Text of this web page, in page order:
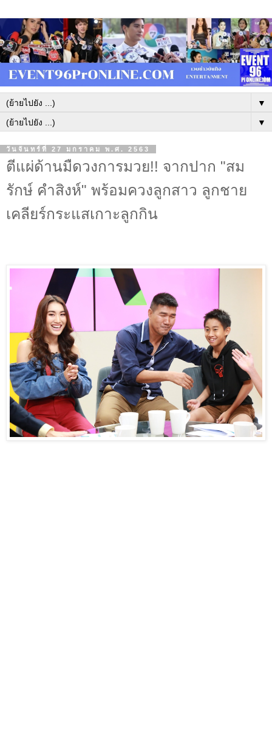
▼
▼
วันจันทร์ที่ 27 มกราคม พ.ศ. 2563
ตีแผ่ด้านมืดวงการมวย!! จากปาก "สม
รักษ์ คำสิงห์" พร้อมควงลูกสาว ลูกชาย
เคลียร์กระแสเกาะลูกกิน